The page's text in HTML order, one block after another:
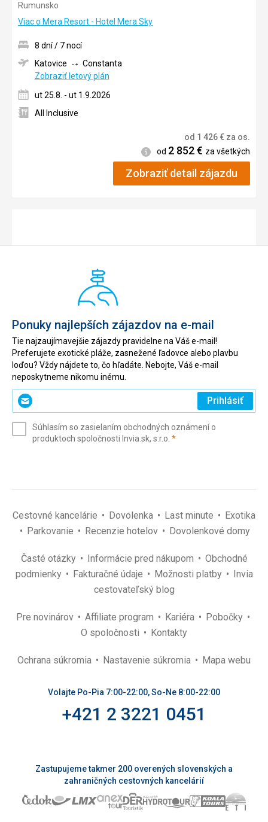
Rumunsko
Viac o Mera Resort - Hotel Mera Sky
8 dní / 7 nocí
Katovice
Constanta
Zobraziť letový plán
ut 25.8. - ut 1.9.2026
All Inclusive
od 1 426€ za os.
Informácie
od 2 852€ za všetkých
Zobraziť detail zájazdu
Ponuky najlepších zájazdov na e-mail
Tie najzaujímavejšie zájazdy pravidelne na Váš e-mail!
Preferujete exotické pláže, zasnežené ľadovce alebo plavbu
loďou? Vždy nájdete to, čo hľadáte. Nebojte, Váš e-mail
neposkytneme nikomu inému.
Zadajte
svoj
(povinné)
Prihlásiť
Súhlasím so zasielaním obchodných oznámení o
produktoch spoločnosti Invia.sk, s.r.o. *(povinné)
Cestovné kancelárie Dovolenka Last minute
Exotika
Parkovanie
Recenzie hotelov Dovolenkové domy
Časté otázky Informácie pred nákupom
Obchodné
podmienky
Fakturačné údaje Možnosti platby
Invia
cestovateľský blog
Pre novinárov Affiliate program Kariéra
Pobočky
O spoločnosti
Kontakty
Ochrana súkromia Nastavenie súkromia Mapa webu
Volajte Po-Pia 7:00-22:00, So-Ne 8:00-22:00
+421 2 3221 0451
Zastupujeme takmer 200 overených slovenských a
zahraničných cestovných kancelárií